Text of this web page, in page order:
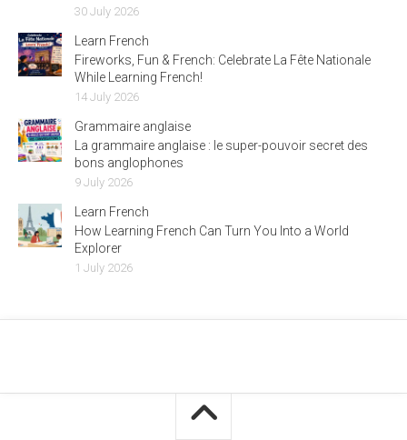
30 July 2026
Learn French
Fireworks, Fun & French: Celebrate La Fête Nationale
While Learning French!
14 July 2026
Grammaire anglaise
La grammaire anglaise : le super-pouvoir secret des
bons anglophones
9 July 2026
Learn French
How Learning French Can Turn You Into a World
Explorer
1 July 2026